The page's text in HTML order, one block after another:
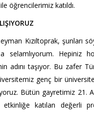
öğrencilerimiz katıldı.
Kızıltoprak, şunları
selamlıyorum. Hepiniz
adını taşıyor. Bu zafer
genç bir
Bütün gayretimiz 21.
katılan değerli